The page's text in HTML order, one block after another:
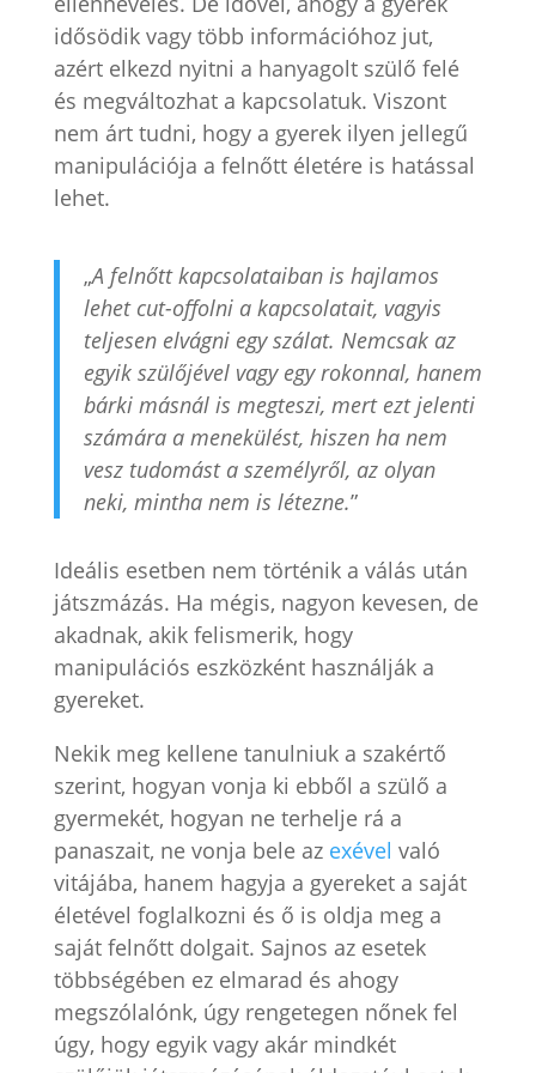
idősödik vagy több információhoz jut,
azért elkezd nyitni a hanyagolt szülő felé
és megváltozhat a kapcsolatuk. Viszont
nem árt tudni, hogy a gyerek ilyen jellegű
manipulációja a felnőtt életére is hatással
lehet.
„A felnőtt kapcsolataiban is hajlamos
lehet cut-offolni a kapcsolatait, vagyis
teljesen elvágni egy szálat. Nemcsak az
egyik szülőjével vagy egy rokonnal, hanem
bárki másnál is megteszi, mert ezt jelenti
számára a menekülést, hiszen ha nem
vesz tudomást a személyről, az olyan
neki, mintha nem is létezne.”
Ideális esetben nem történik a válás után
játszmázás. Ha mégis, nagyon kevesen, de
akadnak, akik felismerik, hogy
manipulációs eszközként használják a
gyereket.
Nekik meg kellene tanulniuk a szakértő
szerint, hogyan vonja ki ebből a szülő a
gyermekét, hogyan ne terhelje rá a
panaszait, ne vonja bele az exével való
vitájába, hanem hagyja a gyereket a saját
életével foglalkozni és ő is oldja meg a
saját felnőtt dolgait. Sajnos az esetek
többségében ez elmarad és ahogy
megszólalónk, úgy rengetegen nőnek fel
úgy, hogy egyik vagy akár mindkét